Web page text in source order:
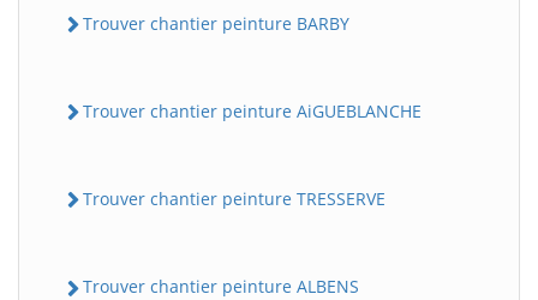
Trouver chantier peinture BARBY
Trouver chantier peinture AiGUEBLANCHE
Trouver chantier peinture TRESSERVE
Trouver chantier peinture ALBENS